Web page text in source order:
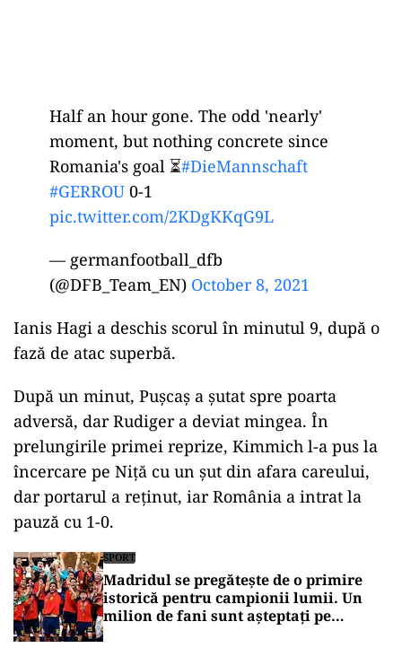
Half an hour gone. The odd 'nearly'
moment, but nothing concrete since
Romania's goal ⏳#DieMannschaft
#GERROU 0-1
pic.twitter.com/2KDgKKqG9L
— germanfootball_dfb
(@DFB_Team_EN) October 8, 2021
Ianis Hagi a deschis scorul în minutul 9, după o
fază de atac superbă.
După un minut, Pușcaș a șutat spre poarta
adversă, dar Rudiger a deviat mingea. În
prelungirile primei reprize, Kimmich l-a pus la
încercare pe Niță cu un șut din afara careului,
dar portarul a reținut, iar România a intrat la
pauză cu 1-0.
SPORT
Madridul se pregătește de o primire
istorică pentru campionii lumii. Un
milion de fani sunt așteptați pe